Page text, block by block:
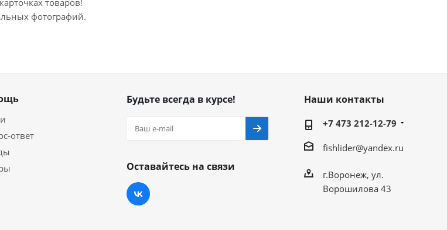
товаров!
фотографий.
ответ
Будьте всегда в курсе!
Оставайтесь на связи
Наши контакты
+7 473 212-12-79
fishlider@yandex.ru
г.Воронеж, ул.
Ворошилова 43